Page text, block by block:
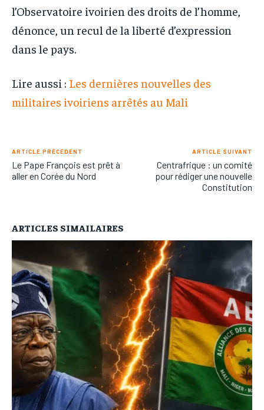
l’Observatoire ivoirien des droits de l’homme,
dénonce, un recul de la liberté d’expression
dans le pays.
Lire aussi : Les dernières nouvelles des
militaires ivoiriens arrêtés au Mali
ARTICLE PRÉCÉDENT
Le Pape François est prêt à
aller en Corée du Nord
ARTICLE SUIVANT
Centrafrique : un comité
pour rédiger une nouvelle
Constitution
ARTICLES SIMAILAIRES